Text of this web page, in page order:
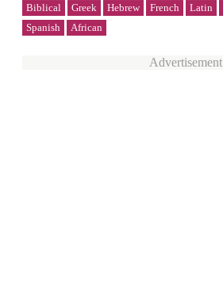
Biblical
Greek Hebrew French Latin
Spanish
African
Advertisement